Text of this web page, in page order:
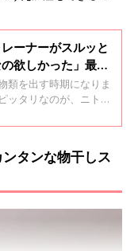
ーナーがスルッと
欲しかった」最強
類を出す時期になりま
ッタリなのが、ニトリ
高性能でおすすめなん
タンな物干しス